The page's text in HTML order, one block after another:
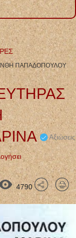
ΠΑΠΑΔΟΠΟΥΛΟΥ
Αξιώσεις
4790